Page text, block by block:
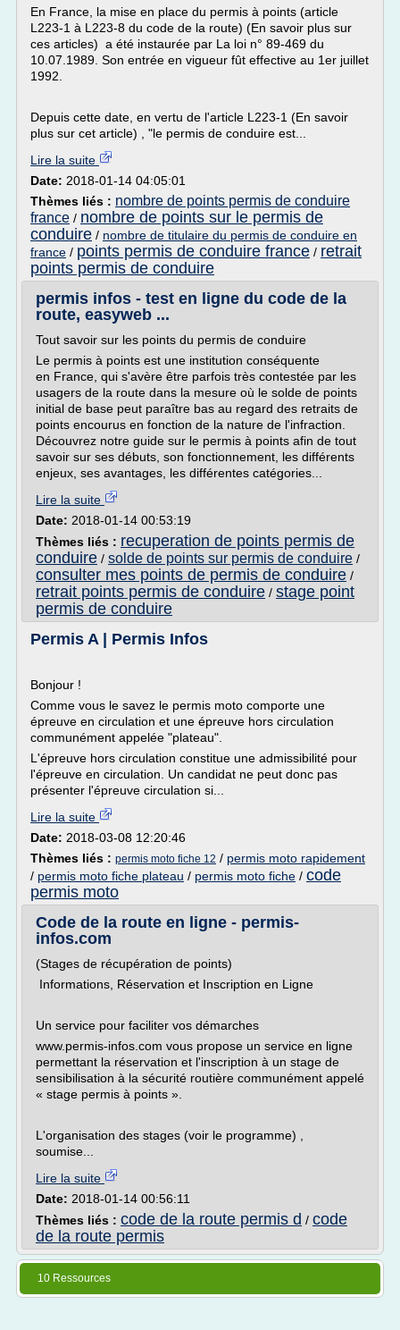
En France, la mise en place du permis à points (article
L223-1 à L223-8 du code de la route) (En savoir plus sur
ces articles) a été instaurée par La loi n° 89-469 du
10.07.1989. Son entrée en vigueur fût effective au 1er juillet
1992.
Depuis cette date, en vertu de l'article L223-1 (En savoir
plus sur cet article) , "le permis de conduire est...
Lire la suite
Date: 2018-01-14 04:05:01
Thèmes liés : nombre de points permis de conduire
france / nombre de points sur le permis de
conduire / nombre de titulaire du permis de conduire en
france / points permis de conduire france / retrait
points permis de conduire
permis infos - test en ligne du code de la
route, easyweb ...
Tout savoir sur les points du permis de conduire
Le permis à points est une institution conséquente
en France, qui s'avère être parfois très contestée par les
usagers de la route dans la mesure où le solde de points
initial de base peut paraître bas au regard des retraits de
points encourus en fonction de la nature de l'infraction.
Découvrez notre guide sur le permis à points afin de tout
savoir sur ses débuts, son fonctionnement, les différents
enjeux, ses avantages, les différentes catégories...
Lire la suite
Date: 2018-01-14 00:53:19
Thèmes liés : recuperation de points permis de
conduire / solde de points sur permis de conduire /
consulter mes points de permis de conduire /
retrait points permis de conduire / stage point
permis de conduire
Permis A | Permis Infos
Bonjour !
Comme vous le savez le permis moto comporte une
épreuve en circulation et une épreuve hors circulation
communément appelée "plateau".
L'épreuve hors circulation constitue une admissibilité pour
l'épreuve en circulation. Un candidat ne peut donc pas
présenter l'épreuve circulation si...
Lire la suite
Date: 2018-03-08 12:20:46
Thèmes liés : permis moto fiche 12 / permis moto rapidement
/ permis moto fiche plateau / permis moto fiche / code
permis moto
Code de la route en ligne - permis-
infos.com
(Stages de récupération de points)
Informations, Réservation et Inscription en Ligne
Un service pour faciliter vos démarches
www.permis-infos.com vous propose un service en ligne
permettant la réservation et l'inscription à un stage de
sensibilisation à la sécurité routière communément appelé
« stage permis à points ».
L'organisation des stages (voir le programme) ,
soumise...
Lire la suite
Date: 2018-01-14 00:56:11
Thèmes liés : code de la route permis d / code
de la route permis
10 Ressources